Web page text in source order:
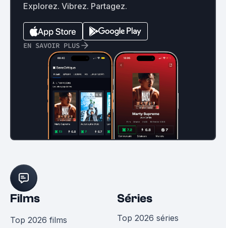
Explorez. Vibrez. Partagez.
EN SAVOIR PLUS
Films
Top 2026 films
Séries
Top 2026 séries